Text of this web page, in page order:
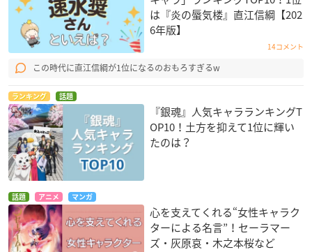
は『炎の蜃気楼』直江信綱【202
6年版】
14コメント
この時代に直江信綱が1位になるのおもろすぎるw
ランキング 話題
『銀魂』人気キャラランキングT
OP10！土方を抑えて1位に輝い
たのは？
話題 アニメ マンガ
心を支えてくれる“女性キャラク
ターによる名言”！セーラマー
ズ・灰原哀・木之本桜など